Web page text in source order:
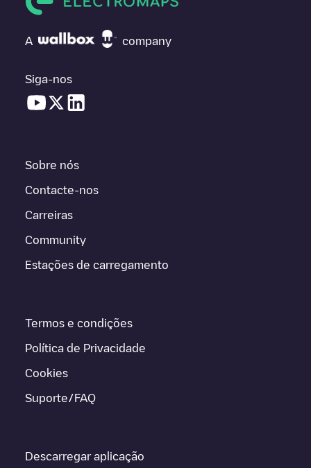
A company
Siga-nos
Sobre nós
Contacte-nos
Carreiras
Community
Estações de carregamento
Termos e condições
Política de Privacidade
Cookies
Suporte/FAQ
Descarregar aplicação